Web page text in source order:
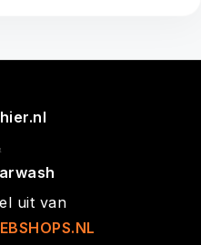
uit van